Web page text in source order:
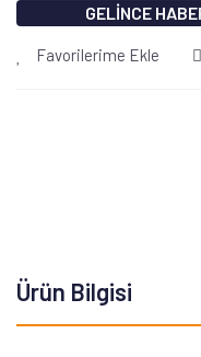
GELİNCE
Favorilerime Ekle
Ürün Bilgisi